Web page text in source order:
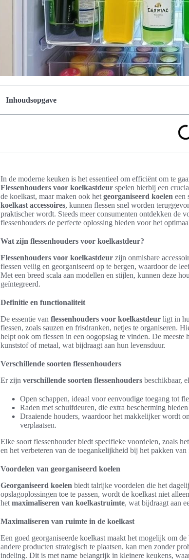
Inhoudsopgave
In de moderne keuken is het essentieel om efficiënt om te
Flessenhouders voor koelkastdeur spelen hierbij een
de koelkast, maar maken ook het georganiseerd koelen een
koelkast accessoires, kunnen flessen snel worden
praktischer wordt. Steeds meer consumenten ontdekken de
flessenhouders de perfecte oplossing bieden voor het
Wat zijn flessenhouders voor koelkastdeur?
Flessenhouders voor koelkastdeur zijn onmisbare
flessen veilig en georganiseerd op te bergen, waardoor de
Met een breed scala aan modellen en stijlen, kunnen deze
geïntegreerd.
Definitie en functionaliteit
De essentie van flessenhouders voor koelkastdeur ligt in
flessen, zoals sauzen en frisdranken, netjes te organiseren.
helpt ook om flessen in een oogopslag te vinden. De
kunststof of metaal, wat bijdraagt aan hun levensduur.
Verschillende soorten flessenhouders
Er zijn verschillende soorten flessenhouders beschikbaar,
Open schappen, ideaal voor eenvoudige toegang tot
Raden met schuifdeuren, die extra bescherming
Draaiende houders, waardoor het makkelijker wordt
verplaatsen.
Elke soort flessenhouder biedt specifieke voordelen, zoals
en het verbeteren van de toegankelijkheid bij het pakken van
Voordelen van georganiseerd koelen
Georganiseerd koelen biedt talrijke voordelen die het
opslagoplossingen toe te passen, wordt de koelkast niet
het maximaliseren van koelkastruimte, wat bijdraagt aan
Maximaliseren van ruimte in de koelkast
Een goed georganiseerde koelkast maakt het mogelijk om
andere producten strategisch te plaatsen, kan men zonder
indeling. Dit is met name belangrijk in kleinere keukens,